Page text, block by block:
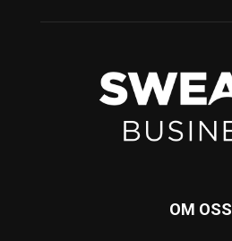
OM OSS